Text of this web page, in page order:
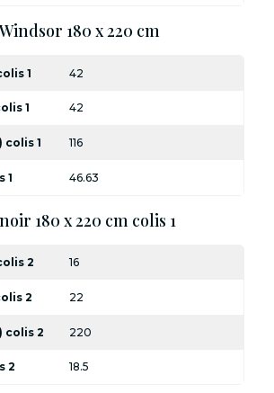
180 x 220 cm
1 42
1 42
colis 1 116
1 46.63
180 x 220 cm colis 1
2 16
2 22
colis 2 220
2 18.5